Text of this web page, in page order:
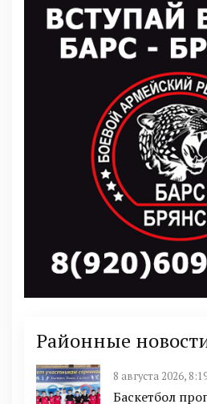
Районные
8 августа 2026,
Баскетбол